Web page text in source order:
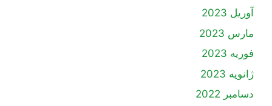
آوریل 2023
مارس 2023
فوریه 2023
ژانویه 2023
دسامبر 2022